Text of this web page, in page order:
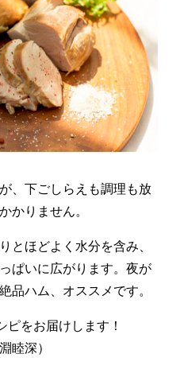
、下ごしらえも調理も放
かりません。
ほどよく水分を含み、
ぱいに広がります。夜が
品ハム、オススメです。
をお届けします！
睦深）